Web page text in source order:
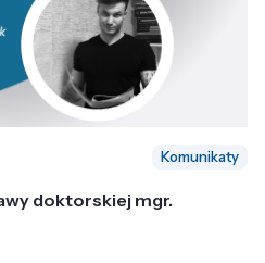
Komunikaty
doktorskiej mgr.